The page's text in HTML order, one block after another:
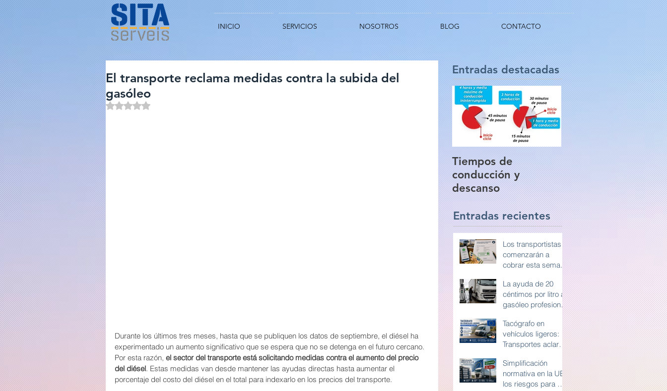
INICIO SERVICIOS NOSOTROS BLOG CONTACTO
El transporte reclama medidas contra la subida del
gasóleo
Obtuvo NaN de 5 estrellas.
Durante los últimos tres meses, hasta que se publiquen los datos de septiembre, el diésel ha
experimentado un aumento significativo que se espera que no se detenga en el futuro cercano.
Por esta razón, el sector del transporte está solicitando medidas contra el aumento del precio
del diésel. Estas medidas van desde mantener las ayudas directas hasta aumentar el
porcentaje del costo del diésel en el total para indexarlo en los precios del transporte.
Entradas destacadas
Tiempos de
conducción y
descanso
Entradas recientes
Los transportistas
comenzarán a
cobrar esta semana
céntimos por litro
de gasóleo
profesional
La ayuda de 20
céntimos por litro al
gasóleo profesional
exigirá conservar la
documentación
durante diez años
Tacógrafo en
vehículos ligeros:
Transportes aclara
utilizarlo las
furgonetas en
Europa
Simplificación
normativa en la UE:
los riesgos para el